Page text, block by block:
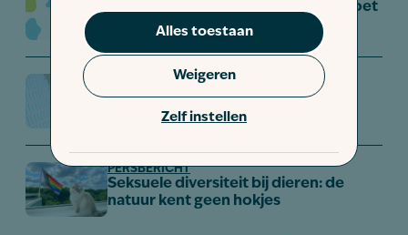
Alles toestaan
Zelf instellen
Weigeren
Het kattenpaspoort: alles wat je moet
Kattenopvang tijdens vakantie: alle
opties op een rij
PERSBERICHT
Seksuele diversiteit bij dieren: de
natuur kent geen hokjes